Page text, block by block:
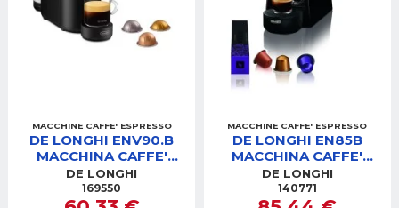
MACCHINE CAFFE' ESPRESSO
DE LONGHI ENV90.B
MACCHINA CAFFE'
NESPRESSO VERTUO
NERA
DE LONGHI
169550
MACCHINE CAFFE' ESPRESSO
DE LONGHI EN85B
MACCHINA CAFFE'
NESPRESSO ESSENZA
MINI NERA
DE LONGHI
140771